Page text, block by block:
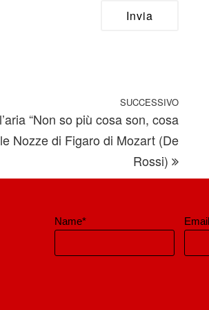
SUCCESSIVO
“Non so più cosa son, cosa
Nozze di Figaro di Mozart (De
Rossi)
Name*